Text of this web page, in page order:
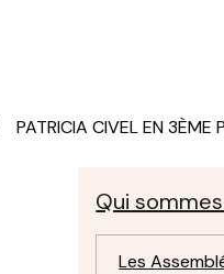
PATRICIA CIVEL EN 3ÈME
Qui
Les